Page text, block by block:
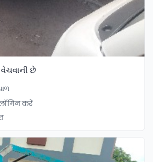
વેચવાની છે
करें